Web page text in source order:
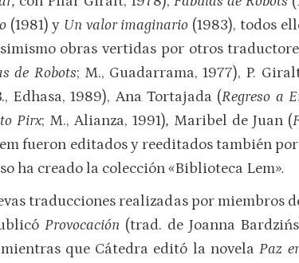
(1981) y Un valor imaginario (1983), todos
obras vertidas por otros
de Robots; M., Guadarrama, 1977), P.
Edhasa, 1989), Ana Tortajada (Regreso a
Pirx; M., Alianza, 1991), Maribel de Juan (
fueron editados y reeditados también
ha creado la colección «Biblioteca Lem».
traducciones realizadas por miembros
Provocación (trad. de Joanna
que Cátedra editó la novelaPaz